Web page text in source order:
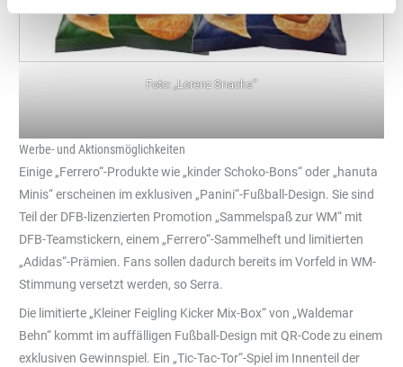
Foto: „Lorenz Snacks“
Werbe- und Aktionsmöglichkeiten
Einige „Ferrero“-Produkte wie „kinder Schoko-Bons“ oder „hanuta
Minis“ erscheinen im exklusiven „Panini“-Fußball-Design. Sie sind
Teil der DFB-lizenzierten Promotion „Sammelspaß zur WM“ mit
DFB-Teamstickern, einem „Ferrero“-Sammelheft und limitierten
„Adidas“-Prämien. Fans sollen dadurch bereits im Vorfeld in WM-
Stimmung versetzt werden, so Serra.
Die limitierte „Kleiner Feigling Kicker Mix-Box“ von „Waldemar
Behn“ kommt im auffälligen Fußball-Design mit QR-Code zu einem
exklusiven Gewinnspiel. Ein „Tic-Tac-Tor“-Spiel im Innenteil der